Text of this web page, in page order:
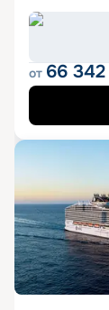
от 66 342